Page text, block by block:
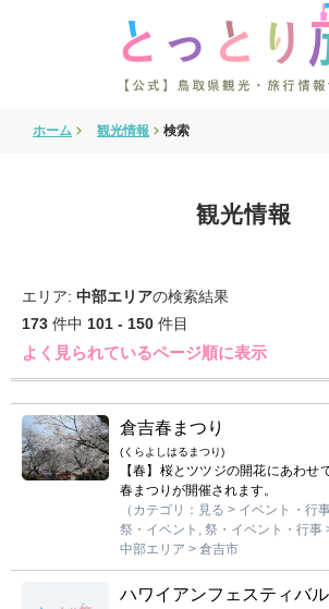
旅行会社・企業向け情報
鳥取県フィルムコミッション
アクセス
会員ページ
宿泊案内
language English
お問い合わせ
ホーム 観光情報 検索
観光情報
エリア: 中部エリアの検索結果
173 件中 101 - 150 件目
よく見られているページ順に表示
倉吉春まつり
(くらよしはるまつり)
【春】桜とツツジの開花にあわせ
春まつりが開催されます。
（カテゴリ：見る > イベント・行
祭・イベント, 祭・イベント・行事
中部エリア > 倉吉市
ハワイアンフェスティバ